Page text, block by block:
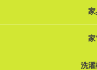
洗